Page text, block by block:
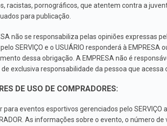
racistas, pornográficos, que atentem contra a
para publicação.
não se responsabiliza pelas opiniões expressas
SERVIÇO e o USUÁRIO responderá à
dessa obrigação. A EMPRESA não é
exclusiva responsabilidade da pessoa que acessa
DE USO DE COMPRADORES:
para eventos esportivos gerenciados pelo
As informações sobre o evento, o número